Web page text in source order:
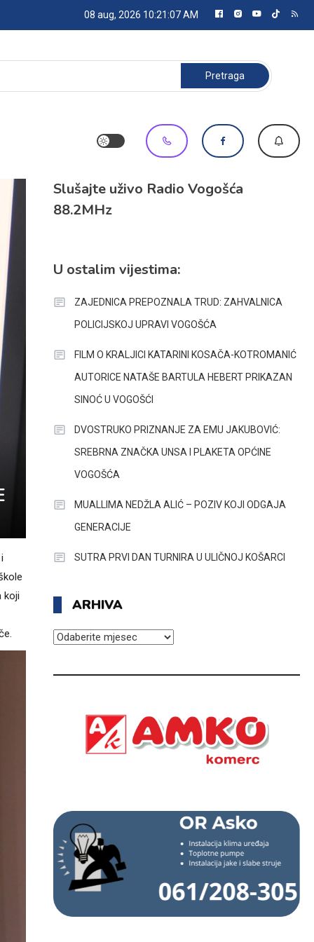
08 aug, 2026 10:21:08 AM
Pretraga:
koji
Slušajte uživo Radio Vogošća
88.2MHz
U ostalim vijestima:
ZAJEDNICA PREPOZNALA TRUD: ZAHVALNICA
POLICIJSKOJ UPRAVI VOGOŠĆA
FILM O KRALJICI KATARINI KOSAČA-KOTROMANIĆ
AUTORICE NATAŠE BARTULA HEBERT PRIKAZAN
SINOĆ U VOGOŠĆI
DVOSTRUKO PRIZNANJE ZA EMU JAKUBOVIĆ:
SREBRNA ZNAČKA UNSA I PLAKETA OPĆINE
VOGOŠĆA
MUALLIMA NEDŽLA ALIĆ – POZIV KOJI ODGAJA
GENERACIJE
SUTRA PRVI DAN TURNIRA U ULIČNOJ KOŠARCI
ARHIVA
ARHIVA